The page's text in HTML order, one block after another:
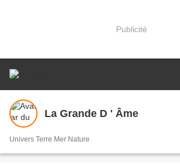
Publicité
La Grande D ' Âme
Univers Terre Mer Nature